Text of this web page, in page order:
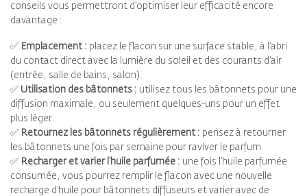
conseils vous permettront d’optimiser leur efficacité encore
davantage :
✅ Emplacement : placez le flacon sur une surface stable, à l’abri
du contact direct avec la lumière du soleil et des courants d’air
(entrée, salle de bains, salon).
✅ Utilisation des bâtonnets : utilisez tous les bâtonnets pour une
diffusion maximale, ou seulement quelques-uns pour un effet
plus léger.
✅ Retournez les bâtonnets régulièrement : pensez à retourner
les bâtonnets une fois par semaine pour raviver le parfum.
✅ Recharger et varier l’huile parfumée : une fois l’huile parfumée
consumée, vous pourrez remplir le flacon avec une nouvelle
recharge d’huile pour bâtonnets diffuseurs et varier avec de